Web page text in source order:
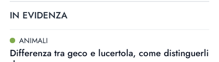
IN EVIDENZA
ANIMALI
Differenza tra geco e lucertola, come distinguerli